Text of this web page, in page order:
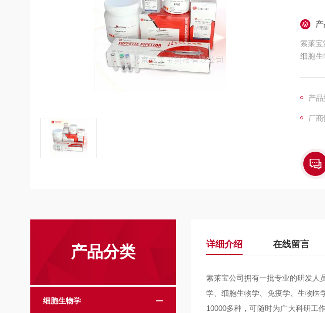
索莱宝
细胞
产
厂
产品分类
细胞生物学
详细介绍 在线留言
索莱宝公司拥有一批专业的研发人
学、细胞生物学、免疫学、生物医
10000多种，可随时为广大科研工